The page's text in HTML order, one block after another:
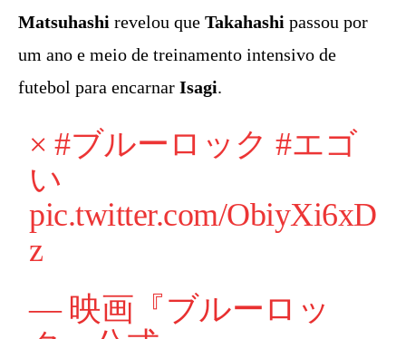
Matsuhashi revelou que Takahashi passou por
um ano e meio de treinamento intensivo de
futebol para encarnar Isagi.
×#ブルーロック #エゴ
い
pic.twitter.com/ObiyXi6xD
z
— 映画『ブルーロッ